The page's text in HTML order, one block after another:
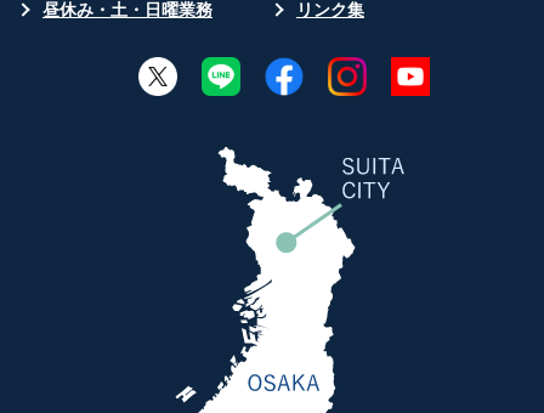
昼休み・土・日曜業務
リンク集